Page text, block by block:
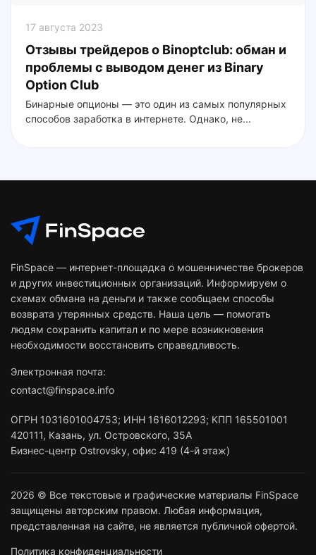
17 августа 2023
Отзывы трейдеров о Binoptclub: обман и
проблемы с выводом денег из Binary
Option Club
Бинарные опционы — это один из самых популярных
способов заработка в интернете. Однако, не...
FinSpace — интернет-площадка о мошенничестве брокеров
и других инвестиционных организаций. Информируем о
схемах обмана на деньги и также сообщаем способы
возврата утерянных средств. Наша цель — помогать
людям сохранить капитал и по мере возникновения
необходимости восстановить справедливость.
Электронная почта:
contact@finspace.info
ОГРН 1031601004753; ИНН 1616012293; КПП 165501001
420111, Казань, ул. Островского, 35А
Бизнес-центр Ostrovsky, офис 419 (4-й этаж)
2026 © Все текстовые и графические материалы FinSpace
защищены авторским правом. Любая информация,
представленная на сайте, не является публичной офертой.
Политика конфиденциальности